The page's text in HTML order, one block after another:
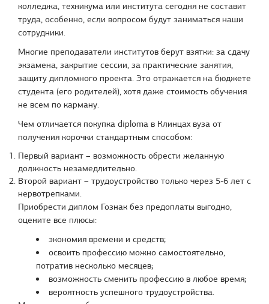
колледжа, техникума или института сегодня не составит
труда, особенно, если вопросом будут заниматься наши
сотрудники.
Многие преподаватели институтов берут взятки: за сдачу
экзамена, закрытие сессии, за практические занятия,
защиту дипломного проекта. Это отражается на бюджете
студента (его родителей), хотя даже стоимость обучения
не всем по карману.
Чем отличается покупка diploma в Клинцах вуза от
получения корочки стандартным способом:
Первый вариант – возможность обрести желанную
должность незамедлительно.
Второй вариант – трудоустройство только через 5-6 лет с
нервотрепками.
Приобрести диплом Гознак без предоплаты выгодно,
оцените все плюсы:
экономия времени и средств;
освоить профессию можно самостоятельно,
потратив несколько месяцев;
возможность сменить профессию в любое время;
вероятность успешного трудоустройства.